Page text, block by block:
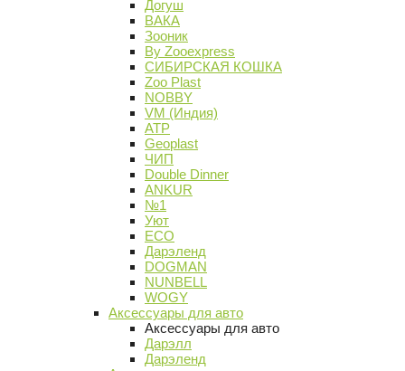
Догуш
ВАКА
Зооник
By Zooexpress
СИБИРСКАЯ КОШКА
Zoo Plast
NOBBY
VM (Индия)
АТР
Geoplast
ЧИП
Double Dinner
ANKUR
№1
Уют
ECO
Дарэленд
DOGMAN
NUNBELL
WOGY
Аксессуары для авто
Аксессуары для авто
Дарэлл
Дарэленд